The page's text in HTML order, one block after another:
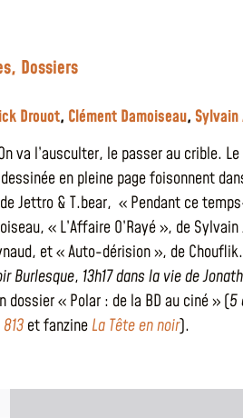
, Dossiers
Drouot, Clément Damoiseau, Sylvain
va l’ausculter, le passer au crible.
en pleine page foisonnent
Jettro & T.bear, « Pendant ce
« L’Affaire O’Rayé », de
et « Auto-dérision », de
Burlesque, 13h17 dans la vie de
dossier « Polar : de la BD au ciné » (5
813 et fanzine La Tête en noir).